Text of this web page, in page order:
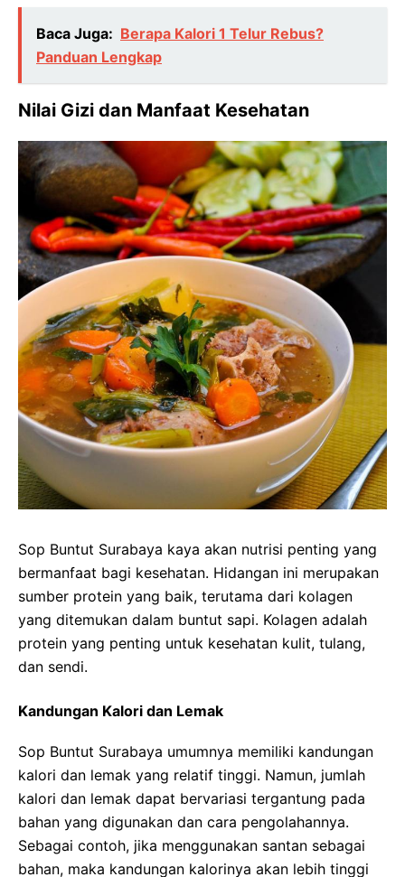
Baca Juga: Berapa Kalori 1 Telur Rebus?
Panduan Lengkap
Nilai Gizi dan Manfaat Kesehatan
Sop Buntut Surabaya kaya akan nutrisi penting yang
bermanfaat bagi kesehatan. Hidangan ini merupakan
sumber protein yang baik, terutama dari kolagen
yang ditemukan dalam buntut sapi. Kolagen adalah
protein yang penting untuk kesehatan kulit, tulang,
dan sendi.
Kandungan Kalori dan Lemak
Sop Buntut Surabaya umumnya memiliki kandungan
kalori dan lemak yang relatif tinggi. Namun, jumlah
kalori dan lemak dapat bervariasi tergantung pada
bahan yang digunakan dan cara pengolahannya.
Sebagai contoh, jika menggunakan santan sebagai
bahan, maka kandungan kalorinya akan lebih tinggi